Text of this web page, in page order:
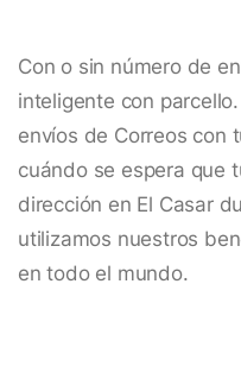
Con o sin número de
inteligente con
envíos de Correos con
cuándo se espera que
dirección en El Casar
utilizamos nuestros
en todo el mundo.